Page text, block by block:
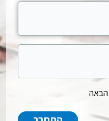
הבאה